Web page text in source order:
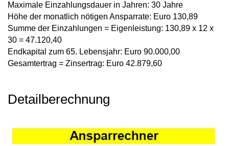
Maximale Einzahlungsdauer in Jahren: 30 Jahre
Höhe der monatlich nötigen Ansparrate: Euro 130,89
Summe der Einzahlungen = Eigenleistung: 130,89 x 12 x
30 = 47.120,40
Endkapital zum 65. Lebensjahr: Euro 90.000,00
Gesamtertrag = Zinsertrag: Euro 42.879,60
Detailberechnung